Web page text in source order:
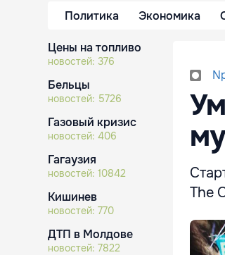
Политика Экономика
Цены на топливо
новостей: 376
Бельцы
новостей: 5726
Газовый кризис
новостей: 406
Гагаузия
новостей: 10842
Кишинев
новостей: 770
ДТП в Молдове
новостей: 7822
The